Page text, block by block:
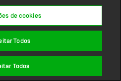
de cookies
Todos
Todos